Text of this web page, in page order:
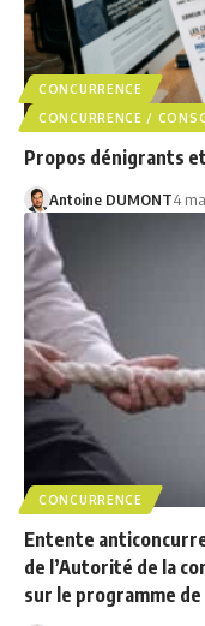
CONCURRENCE
CONCURRENCE /
Propos dénigrants
Antoine DUMONT4
CONCURRENCE
Entente
de l’Autorité de la
sur le programme